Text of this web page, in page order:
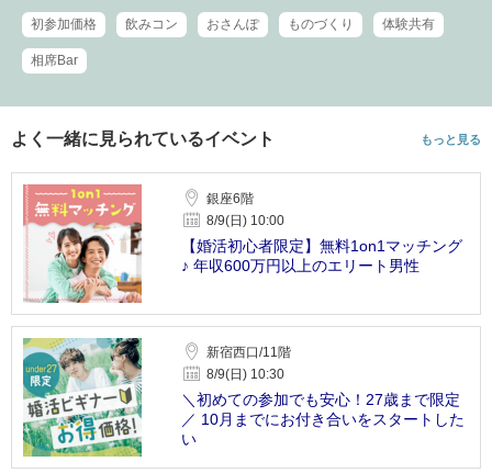
初参加価格 飲みコン おさんぽ ものづくり 体験共有
相席Bar
よく一緒に見られているイベント もっと見る
銀座6階
8/9(日) 10:00
【婚活初心者限定】無料1on1マッチング
♪ 年収600万円以上のエリート男性
新宿西口/11階
8/9(日) 10:30
＼初めての参加でも安心！27歳まで限定
／ 10月までにお付き合いをスタートした
い